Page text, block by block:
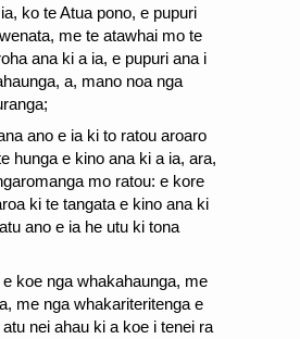
ko te Atua pono, e pupuri
me te atawhai mo te
ana ki a ia, e pupuri ana i
a, mano noa nga
ano e ia ki to ratou aroaro
hunga e kino ana ki a ia, ara,
mo ratou: e kore
ki te tangata e kino ana ki
ano e ia he utu ki tona
e koe nga whakahaunga, me
me nga whakariteritenga e
nei ahau ki a koe i tenei ra